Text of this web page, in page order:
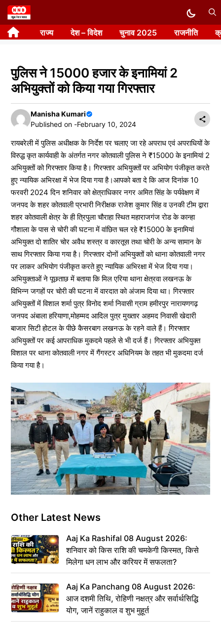
Skip
to
content राज्य देश – विदेश चुनाव 2025 राजनीति
पुलिस ने 15000 हजार के इनामियां 2
अभियुक्तों को किया गया गिरफ्तार
Manisha Kumari
Published on -February 10, 2024
रायबरेली में पुलिस अधीक्षक के निर्देश पर चलाए जा रहे अपराध एवं अपराधियों के
विरुद्ध कृत कार्यवाही के अंतर्गत नगर कोतवाली पुलिस ने ₹15000 के इनामियां 2
अभियुक्तों को गिरफ्तार किया है। गिरफ्तार अभियुक्तों पर अभियोग पंजीकृत करते
हुए न्यायिक अभिरक्षा में भेज दिया गया है।आपको बता दे कि आज दिनांक 10
फरवरी 2024 दिन शनिवार को क्षेत्राधिकार नगर अमित सिंह के पर्यवेक्षण में
जनपद के शहर कोतवाली प्रभारी निरीक्षक राजेश कुमार सिंह व उनकी टीम द्वारा
शहर कोतवाली क्षेत्र के ही त्रिपुला चौराहा स्थित महाराजगंज रोड के कान्हा
गौशाला के पास से चोरी की घटना में वांछित चल रहे ₹15000 के इनामियां
अभियुक्त दो शातिर चोर अवैध शस्त्र व कारतूस तथा चोरी के अन्य सामान के
साथ गिरफ्तार किया गया है। गिरफ्तार दोनों अभियुक्तों को थाना कोतवाली नगर
पर लाकर अभियोग पंजीकृत करते हुए न्यायिक अभिरक्षा में भेज दिया गया।
अभियुक्ताओं ने पूछताछ में बताया कि मिल एरिया थाना क्षेत्रवा लखनऊ के
विभिन्न जगहों पर चोरी की घटना में वारदात को अंजाम दिया था। गिरफ्तार
अभियुक्तों में विशाल शर्मा पुत्र विनोद शर्मा निवासी ग्राम हमीरपुर नारायणगढ़
जनपद अंबाला हरियाणा,मोहम्मद आदिल पुत्र मुख्तार अहमद निवासी खेदारी
बाजार सिटी होटल के पीछे कैसरबाग लखनऊ के रहने वाले हैं। गिरफ्तार
अभियुक्तों पर कई आपराधिक मुकदमे पहले से भी दर्ज हैं। गिरफ्तार अभियुक्त
विशाल पर थाना कोतवाली नगर में गैंगस्टर अधिनियम के तहत भी मुकदमा दर्ज
किया गया है।
Other Latest News
Aaj Ka Rashifal 08 August 2026:
शनिवार को किस राशि की चमकेगी किस्मत, किसे
मिलेगा धन लाभ और करियर में सफलता?
Aaj Ka Panchang 08 August 2026:
आज दशमी तिथि, रोहिणी नक्षत्र और सर्वार्थसिद्धि
योग, जानें राहुकाल व शुभ मुहूर्त